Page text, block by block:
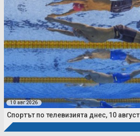
10 авг 2026
Спортът по телевизията днес, 10 август